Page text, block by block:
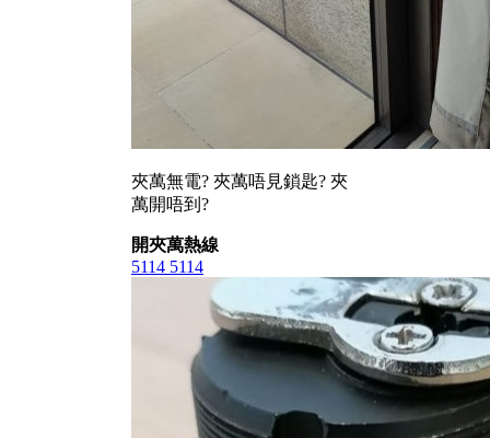
夾萬無電? 夾萬唔見鎖匙? 夾
萬開唔到?
開夾萬熱線
5114 5114